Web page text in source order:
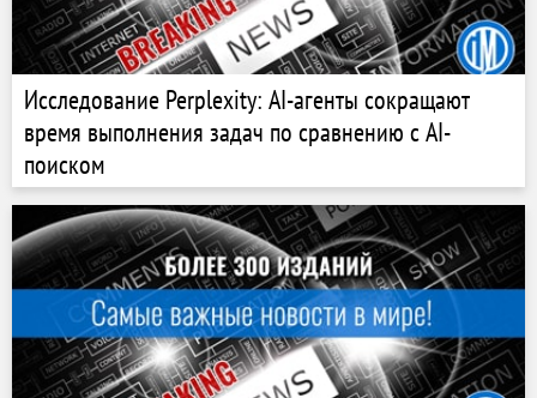
Исследование Perplexity: AI-агенты сокращают
время выполнения задач по сравнению с AI-
поиском